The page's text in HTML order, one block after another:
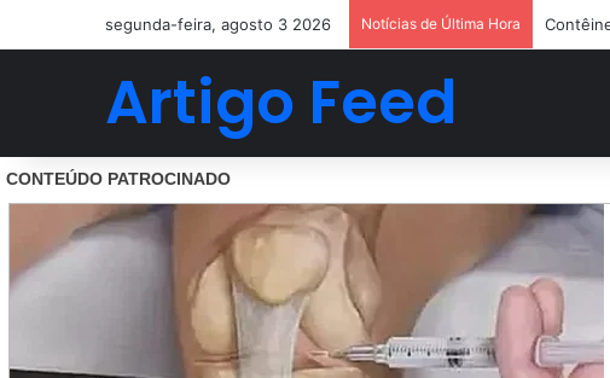
segunda-feira, agosto 3 2026 Notícias de Última Hora
Artigo Feed